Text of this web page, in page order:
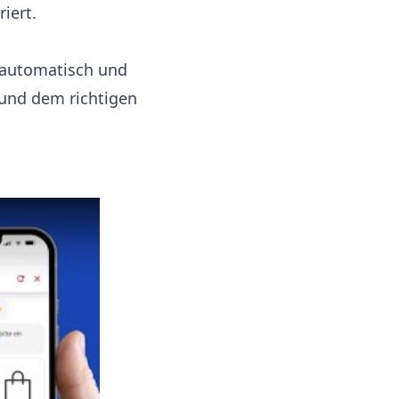
und
dem richtigen